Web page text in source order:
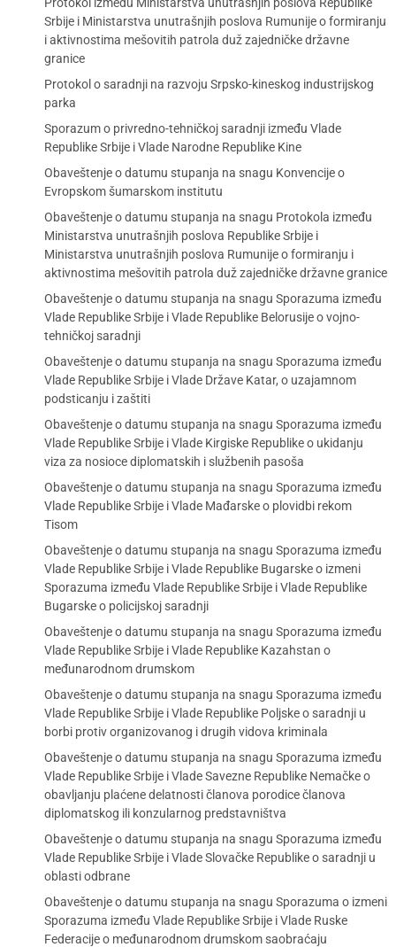
Srbije i Ministarstva unutrašnjih poslova Rumunije o formiranju
i aktivnostima mešovitih patrola duž zajedničke državne
granice
Protokol o saradnji na razvoju Srpsko-kineskog industrijskog
parka
Sporazum o privredno-tehničkoj saradnji između Vlade
Republike Srbije i Vlade Narodne Republike Kine
Obaveštenje o datumu stupanja na snagu Konvencije o
Evropskom šumarskom institutu
Obaveštenje o datumu stupanja na snagu Protokola između
Ministarstva unutrašnjih poslova Republike Srbije i
Ministarstva unutrašnjih poslova Rumunije o formiranju i
aktivnostima mešovitih patrola duž zajedničke državne granice
Obaveštenje o datumu stupanja na snagu Sporazuma između
Vlade Republike Srbije i Vlade Republike Belorusije o vojno-
tehničkoj saradnji
Obaveštenje o datumu stupanja na snagu Sporazuma između
Vlade Republike Srbije i Vlade Države Katar, o uzajamnom
podsticanju i zaštiti
Obaveštenje o datumu stupanja na snagu Sporazuma između
Vlade Republike Srbije i Vlade Kirgiske Republike o ukidanju
viza za nosioce diplomatskih i službenih pasoša
Obaveštenje o datumu stupanja na snagu Sporazuma između
Vlade Republike Srbije i Vlade Mađarske o plovidbi rekom
Tisom
Obaveštenje o datumu stupanja na snagu Sporazuma između
Vlade Republike Srbije i Vlade Republike Bugarske o izmeni
Sporazuma između Vlade Republike Srbije i Vlade Republike
Bugarske o policijskoj saradnji
Obaveštenje o datumu stupanja na snagu Sporazuma između
Vlade Republike Srbije i Vlade Republike Kazahstan o
međunarodnom drumskom
Obaveštenje o datumu stupanja na snagu Sporazuma između
Vlade Republike Srbije i Vlade Republike Poljske o saradnji u
borbi protiv organizovanog i drugih vidova kriminala
Obaveštenje o datumu stupanja na snagu Sporazuma između
Vlade Republike Srbije i Vlade Savezne Republike Nemačke o
obavljanju plaćene delatnosti članova porodice članova
diplomatskog ili konzularnog predstavništva
Obaveštenje o datumu stupanja na snagu Sporazuma između
Vlade Republike Srbije i Vlade Slovačke Republike o saradnji u
oblasti odbrane
Obaveštenje o datumu stupanja na snagu Sporazuma o izmeni
Sporazuma između Vlade Republike Srbije i Vlade Ruske
Federacije o međunarodnom drumskom saobraćaju